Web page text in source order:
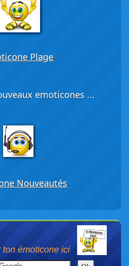
Plage
emoticones ...
Nouveautés
ton émoticone ici